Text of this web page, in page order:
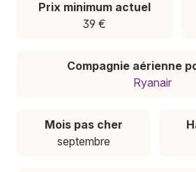
Prix minimum actuel
39 €
Compagnie aérienne
Ryanair
Mois pas cher
septembre